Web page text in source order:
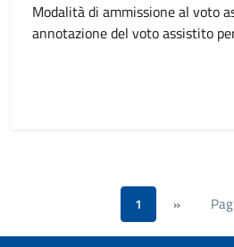
Modalità di ammissione al voto
annotazione del voto assistito
1 »